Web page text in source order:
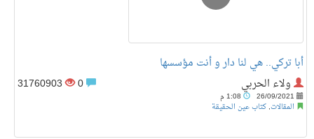
أبا تركي.. هي لنا دار و أنت مؤسسها
ولاء الحربي
26/09/2021
المقالات, كتاب عين الحقيقة
31760903